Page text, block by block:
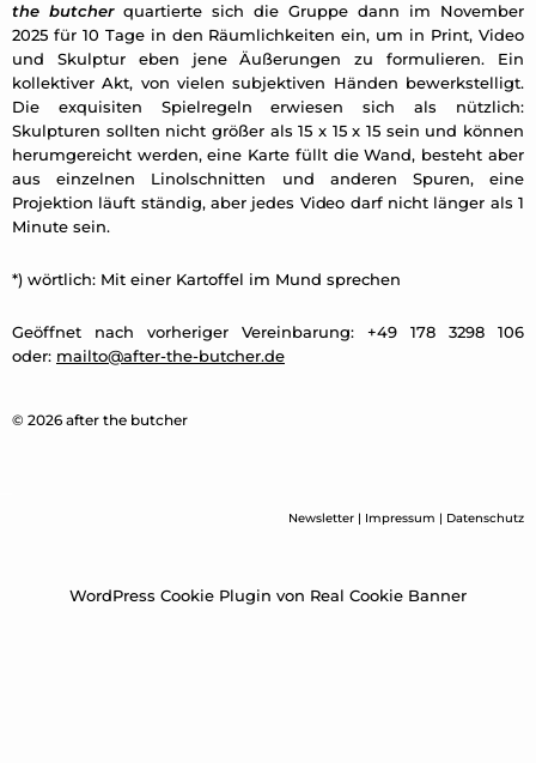
the butcher quartierte sich die Gruppe dann im November
2025 für 10 Tage in den Räumlichkeiten ein, um in Print, Video
und Skulptur eben jene Äußerungen zu formulieren. Ein
kollektiver Akt, von vielen subjektiven Händen bewerkstelligt.
Die exquisiten Spielregeln erwiesen sich als nützlich:
Skulpturen sollten nicht größer als 15 x 15 x 15 sein und können
herumgereicht werden, eine Karte füllt die Wand, besteht aber
aus einzelnen Linolschnitten und anderen Spuren, eine
Projektion läuft ständig, aber jedes Video darf nicht länger als 1
Minute sein.
*) wörtlich: Mit einer Kartoffel im Mund sprechen
Geöffnet nach vorheriger Vereinbarung: +49 178 3298 106
oder: mailto@after-the-butcher.de
© 2026 after the butcher
Newsletter | Impressum | Datenschutz
WordPress Cookie Plugin von Real Cookie Banner